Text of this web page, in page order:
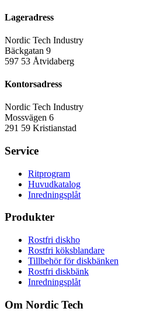
Lageradress
Nordic Tech Industry
Bäckgatan 9
597 53 Åtvidaberg
Kontorsadress
Nordic Tech Industry
Mossvägen 6
291 59 Kristianstad
Service
Ritprogram
Huvudkatalog
Inredningsplåt
Produkter
Rostfri diskho
Rostfri köksblandare
Tillbehör för diskbänken
Rostfri diskbänk
Inredningsplåt
Om Nordic Tech